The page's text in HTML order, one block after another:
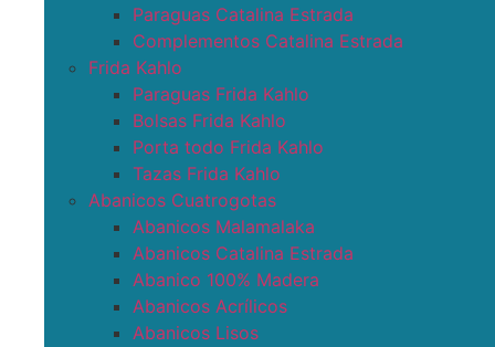
Paraguas Catalina Estrada
Complementos Catalina Estrada
Frida Kahlo
Paraguas Frida Kahlo
Bolsas Frida Kahlo
Porta todo Frida Kahlo
Tazas Frida Kahlo
Abanicos Cuatrogotas
Abanicos Malamalaka
Abanicos Catalina Estrada
Abanico 100% Madera
Abanicos Acrílicos
Abanicos Lisos